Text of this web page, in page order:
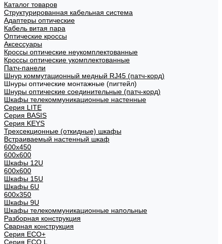
Каталог товаров
Структурированная кабельная система
Адаптеры оптические
Кабель витая пара
Оптические кроссы
Аксессуары
Кроссы оптические неукомплектованные
Кроссы оптические укомплектованные
Патч-панели
Шнур коммутационный медный RJ45 (патч-корд)
Шнуры оптические монтажные (пигтейл)
Шнуры оптические соединительные (патч-корд)
Шкафы телекоммуникационные настенные
Cерия LITE
Cерия BASIS
Cерия KEYS
Трехсекционные (откидные) шкафы
Встраиваемый настенный шкаф
600x450
600x600
Шкафы 12U
600x600
Шкафы 15U
Шкафы 6U
600x350
Шкафы 9U
Шкафы телекоммуникационные напольные
Разборная конструкция
Сварная конструкция
Серия ECO+
Серия ECO L